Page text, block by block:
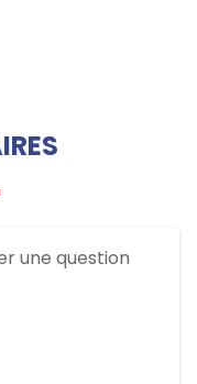
une question